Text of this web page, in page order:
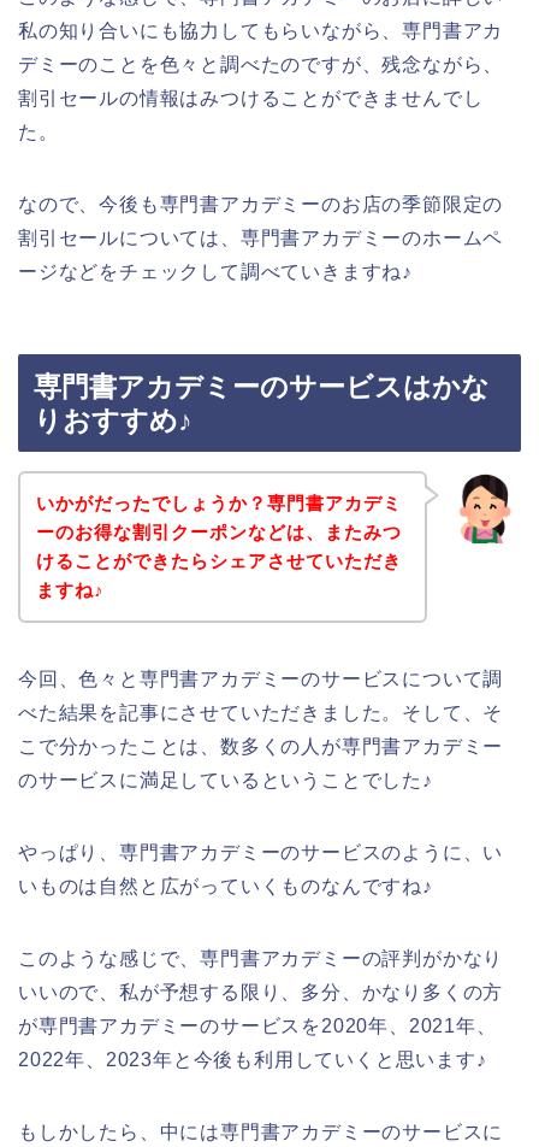
私の知り合いにも協力してもらいながら、専門書アカ
デミーのことを色々と調べたのですが、残念ながら、
割引セールの情報はみつけることができませんでし
た。
なので、今後も専門書アカデミーのお店の季節限定の
割引セールについては、専門書アカデミーのホームペ
ージなどをチェックして調べていきますね♪
専門書アカデミーのサービスはかな
りおすすめ♪
いかがだったでしょうか？専門書アカデミ
ーのお得な割引クーポンなどは、またみつ
けることができたらシェアさせていただき
ますね♪
今回、色々と専門書アカデミーのサービスについて調
べた結果を記事にさせていただきました。そして、そ
こで分かったことは、数多くの人が専門書アカデミー
のサービスに満足しているということでした♪
やっぱり、専門書アカデミーのサービスのように、い
いものは自然と広がっていくものなんですね♪
このような感じで、専門書アカデミーの評判がかなり
いいので、私が予想する限り、多分、かなり多くの方
が専門書アカデミーのサービスを2020年、2021年、
2022年、2023年と今後も利用していくと思います♪
もしかしたら、中には専門書アカデミーのサービスに